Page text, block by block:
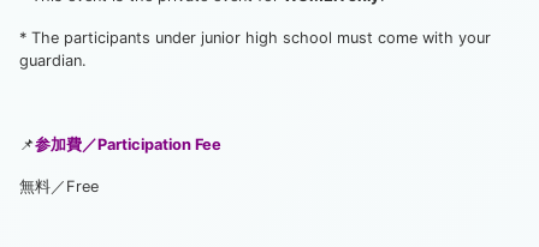
* The participants under junior high school must come with your
guardian.
📌参加費／Participation Fee
無料／Free